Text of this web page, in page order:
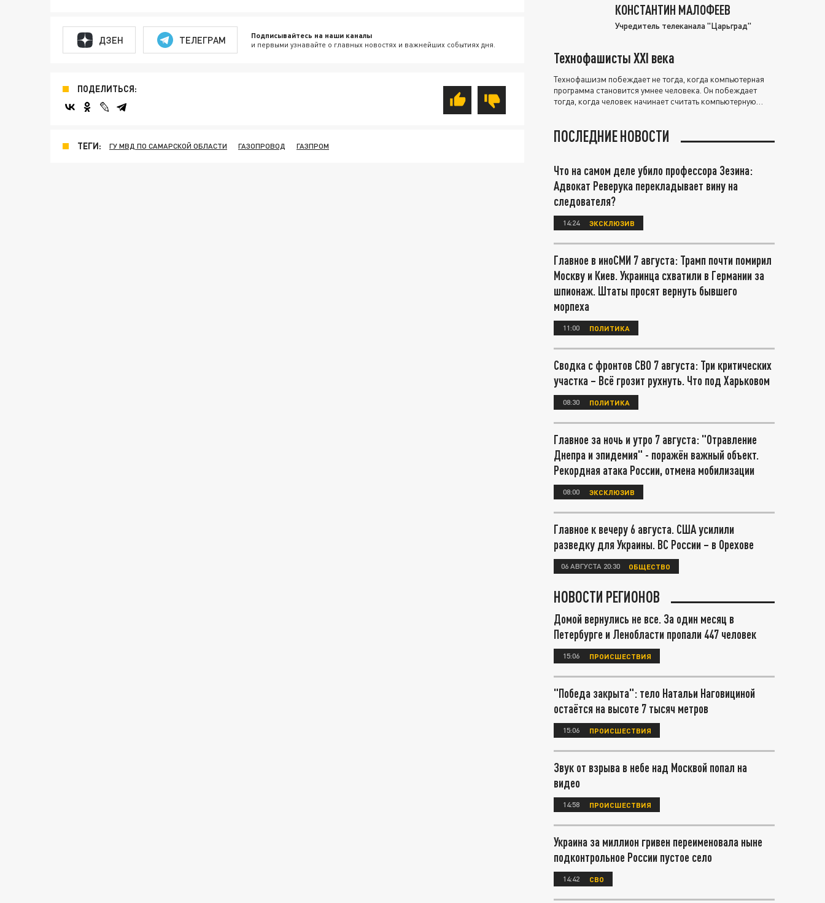
ДЗЕН ТЕЛЕГРАМ Подписывайтесь на наши каналы
и первыми узнавайте о главных новостях и важнейших событиях дня.
ПОДЕЛИТЬСЯ:
ТЕГИ: ГУ МВД ПО САМАРСКОЙ ОБЛАСТИ ГАЗОПРОВОД ГАЗПРОМ
КОНСТАНТИН МАЛОФЕЕВ
Учредитель телеканала "Царьград"
Технофашисты XXI века
Технофашизм побеждает не тогда, когда компьютерная
программа становится умнее человека. Он побеждает
тогда, когда человек начинает считать компьютерную
ПОСЛЕДНИЕ НОВОСТИ
Что на самом деле убило профессора Зезина:
Адвокат Реверука перекладывает вину на
следователя?
14:24 ЭКСКЛЮЗИВ
Главное в иноСМИ 7 августа: Трамп почти помирил
Москву и Киев. Украинца схватили в Германии за
шпионаж. Штаты просят вернуть бывшего
морпеха
11:00 ПОЛИТИКА
Сводка с фронтов СВО 7 августа: Три критических
участка – Всё грозит рухнуть. Что под Харьковом
08:30 ПОЛИТИКА
Главное за ночь и утро 7 августа: "Отравление
Днепра и эпидемия" - поражён важный объект.
Рекордная атака России, отмена мобилизации
08:00 ЭКСКЛЮЗИВ
Главное к вечеру 6 августа. США усилили
разведку для Украины. ВС России – в Орехове
06 АВГУСТА 20:30 ОБЩЕСТВО
НОВОСТИ РЕГИОНОВ
Домой вернулись не все. За один месяц в
Петербурге и Ленобласти пропали 447 человек
15:06 ПРОИСШЕСТВИЯ
"Победа закрыта": тело Натальи Наговициной
остаётся на высоте 7 тысяч метров
15:06 ПРОИСШЕСТВИЯ
Звук от взрыва в небе над Москвой попал на
видео
14:58 ПРОИСШЕСТВИЯ
Украина за миллион гривен переименовала ныне
подконтрольное России пустое село
14:42 СВО